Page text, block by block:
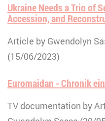
Ukraine Needs a Trio of
Accession, and
Article by Gwendolyn
(15/06/2023)
Euromaidan - Chronik
TV documentation by